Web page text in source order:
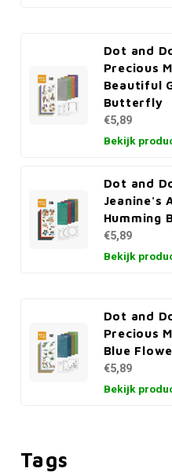
Dot and
Precious
Beautiful
Butterfly
€5,89
Bekijk
Dot and
Jeanine's
Humming
€5,89
Bekijk
Dot and
Precious
Blue
€5,89
Bekijk
Tags